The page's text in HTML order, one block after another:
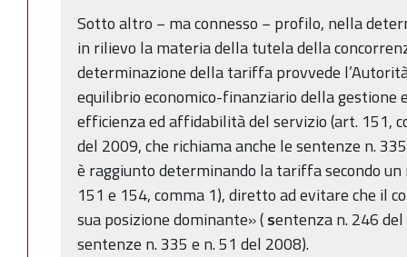
Sotto altro − ma connesso − profilo, nella
in rilievo la materia della tutela della
determinazione della tariffa provvede
equilibrio economico-finanziario della gestione
efficienza ed affidabilità del servizio (art. 151,
del 2009, che richiama anche le sentenze n.
è raggiunto determinando la tariffa secondo un
151 e 154, comma 1), diretto ad evitare che il
sua posizione dominante» (sentenza n. 246
sentenze n. 335 e n. 51 del 2008).